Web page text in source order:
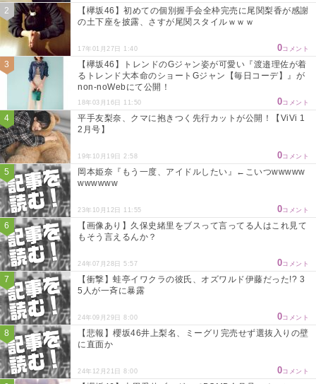
【欅坂46】初めての個別握手会全枠完売に尾関梨香が感謝
の土下座を披露、さすが尾関スタイルｗｗｗ
17年01月27日 1:40 0コメント
【欅坂46】トレンドのGジャン姿が可愛い『渡邉理佐が着
るトレンド大本命のショートGジャン【毎日コーデ】』が
non-noWebにて公開！
18年03月16日 11:50 0コメント
平手友梨奈、クマに抱きつく先行カットが公開！【ViVi 1
2月号】
19年10月19日 2:58 0コメント
岡本姫奈『もう一度、アイドルしたい』←こいつwwwww
wwwwww
23年10月12日 11:55 0コメント
【画像あり】久保史緒里をブスって言ってる人はこれ見て
もそう言えるんか？
24年07月28日 5:57 0コメント
【衝撃】蛙亭イワクラの彼氏、オズワルド伊藤だった!? 3
5人が一斉に暴露
24年09月29日 8:00 0コメント
【悲報】櫻坂46井上梨名、ミーグリ完売せず選抜入りの壁
に直面か
24年12月21日 8:00 0コメント